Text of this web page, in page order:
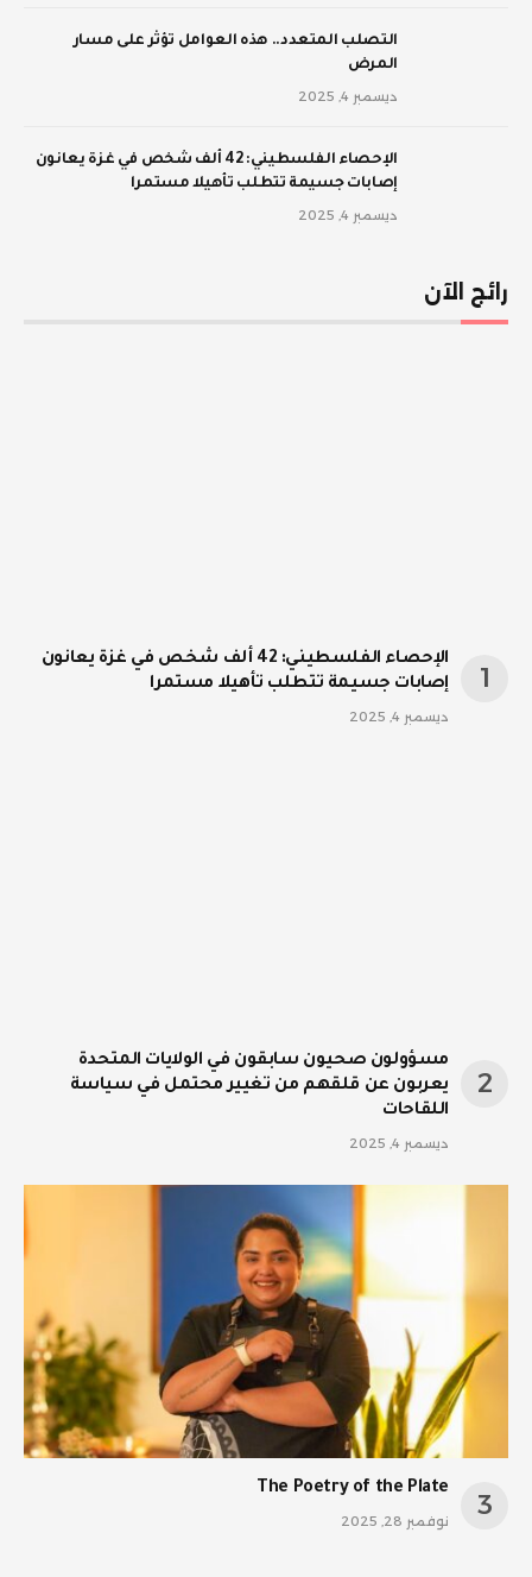
‫التصلب المتعدد.. هذه العوامل تؤثر على مسار
المرض
ديسمبر 4, 2025
الإحصاء الفلسطيني: 42 ألف شخص في غزة يعانون
إصابات جسيمة تتطلب تأهيلا مستمرا
ديسمبر 4, 2025
رائج الآن
الإحصاء الفلسطيني: 42 ألف شخص في غزة يعانون
إصابات جسيمة تتطلب تأهيلا مستمرا
ديسمبر 4, 2025
مسؤولون صحيون سابقون في الولايات المتحدة
يعربون عن قلقهم من تغيير محتمل في سياسة
اللقاحات
ديسمبر 4, 2025
The Poetry of the Plate
نوفمبر 28, 2025